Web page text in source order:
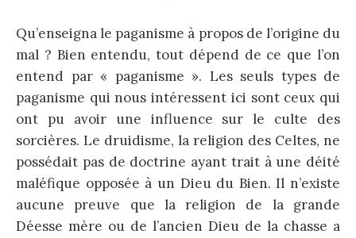
Qu’enseigna le paganisme à propos de l’origine du
mal ? Bien entendu, tout dépend de ce que l’on
entend par « paganisme ». Les seuls types de
paganisme qui nous intéressent ici sont ceux qui
ont pu avoir une influence sur le culte des
sorcières. Le druidisme, la religion des Celtes, ne
possédait pas de doctrine ayant trait à une déité
maléfique opposée à un Dieu du Bien. Il n’existe
aucune preuve que la religion de la grande
Déesse mère ou de l’ancien Dieu de la chasse a